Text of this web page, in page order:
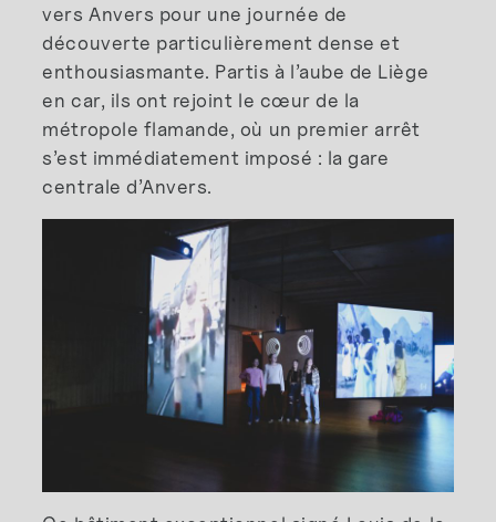
vers Anvers pour une journée de
découverte particulièrement dense et
enthousiasmante. Partis à l’aube de Liège
en car, ils ont rejoint le cœur de la
métropole flamande, où un premier arrêt
s’est immédiatement imposé : la gare
centrale d’Anvers.